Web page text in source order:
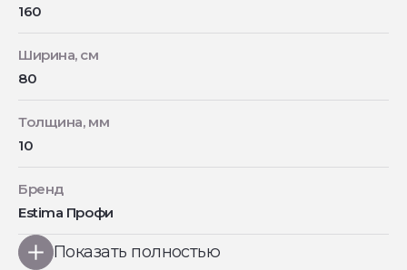
160
Ширина, см
80
Толщина, мм
10
Бренд
Estima Профи
Показать полностью